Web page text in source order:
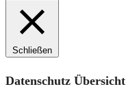
Schließen
Datenschutz Übersicht